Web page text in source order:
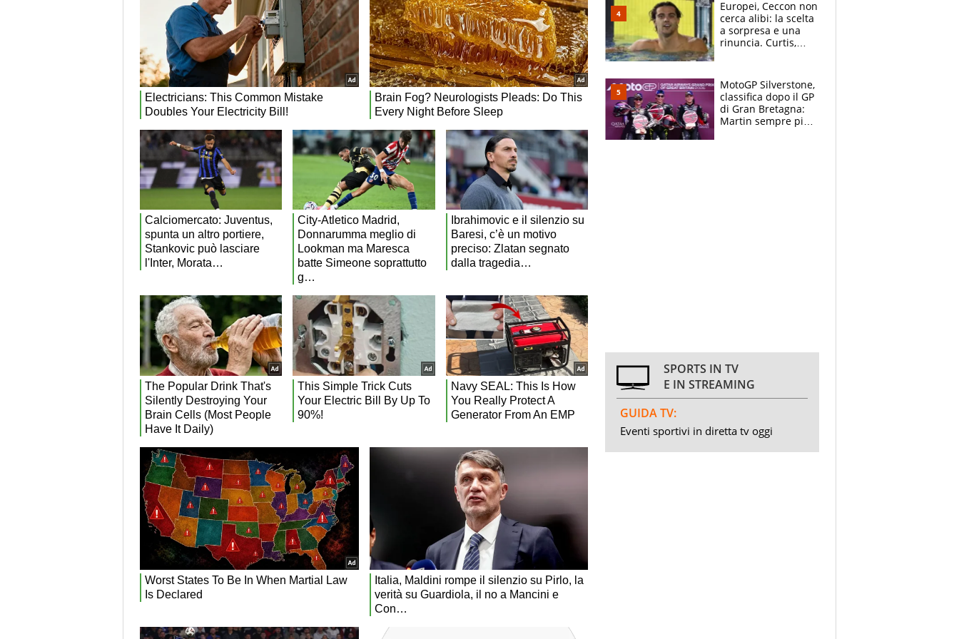
Europei, Ceccon non
cerca alibi: la scelta
a sorpresa e una
rinuncia. Curtis,
c’è”
MotoGP Silverstone,
classifica dopo il GP
di Gran Bretagna:
Martin sempre più
SPORTS IN TV
E IN STREAMING
GUIDA TV:
Eventi sportivi in diretta tv oggi